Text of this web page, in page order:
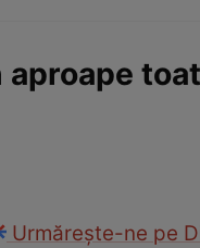
Urmărește-ne pe